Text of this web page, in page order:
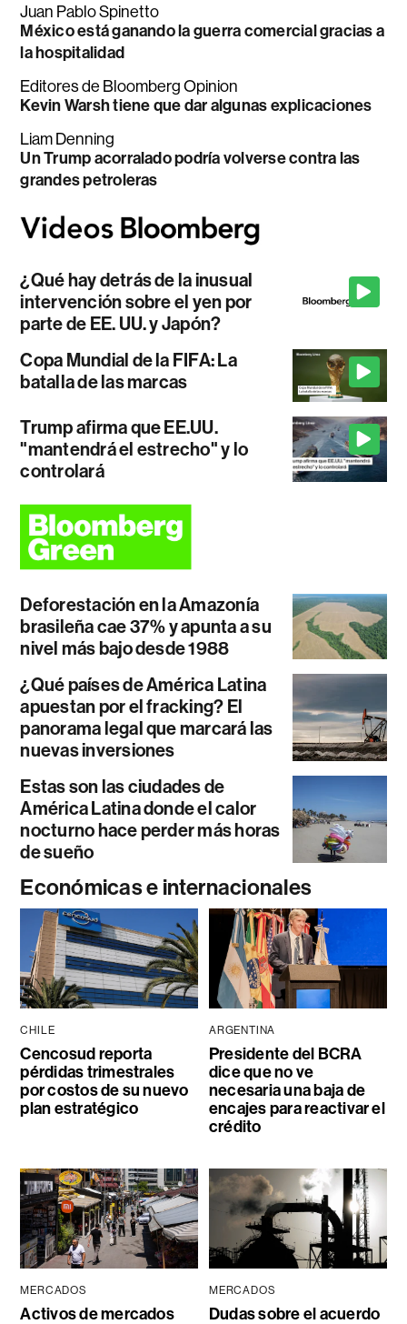
Juan Pablo Spinetto
México está ganando la guerra comercial gracias a
la hospitalidad
Editores de Bloomberg Opinion
Kevin Warsh tiene que dar algunas explicaciones
Liam Denning
Un Trump acorralado podría volverse contra las
grandes petroleras
¿Qué hay detrás de la inusual
intervención sobre el yen por
parte de EE. UU. y Japón?
Copa Mundial de la FIFA: La
batalla de las marcas
Trump afirma que EE.UU.
"mantendrá el estrecho" y lo
controlará
Deforestación en la Amazonía
brasileña cae 37% y apunta a su
nivel más bajo desde 1988
¿Qué países de América Latina
apuestan por el fracking? El
panorama legal que marcará las
nuevas inversiones
Estas son las ciudades de
América Latina donde el calor
nocturno hace perder más horas
de sueño
Económicas e internacionales
CHILE
Cencosud reporta
pérdidas trimestrales
por costos de su nuevo
plan estratégico
ARGENTINA
Presidente del BCRA
dice que no ve
necesaria una baja de
encajes para reactivar el
crédito
MERCADOS
Activos de mercados
MERCADOS
Dudas sobre el acuerdo